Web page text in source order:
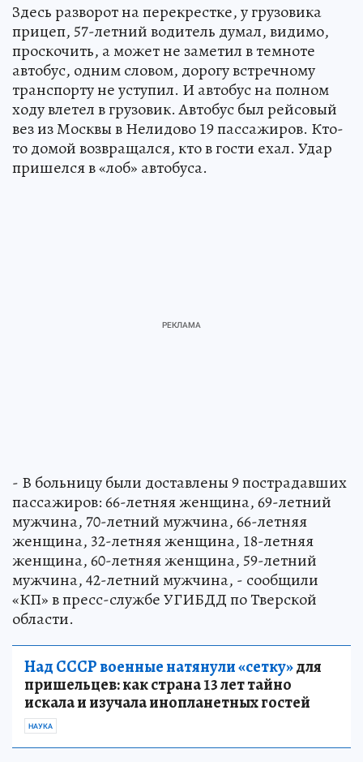
Здесь разворот на перекрестке, у грузовика
прицеп, 57-летний водитель думал, видимо,
проскочить, а может не заметил в темноте
автобус, одним словом, дорогу встречному
транспорту не уступил. И автобус на полном
ходу влетел в грузовик. Автобус был рейсовый
вез из Москвы в Нелидово 19 пассажиров. Кто-
то домой возвращался, кто в гости ехал. Удар
пришелся в «лоб» автобуса.
- В больницу были доставлены 9 пострадавших
пассажиров: 66-летняя женщина, 69-летний
мужчина, 70-летний мужчина, 66-летняя
женщина, 32-летняя женщина, 18-летняя
женщина, 60-летняя женщина, 59-летний
мужчина, 42-летний мужчина, - сообщили
«КП» в пресс-службе УГИБДД по Тверской
области.
Над СССР военные натянули «сетку»для
пришельцев: как страна 13 лет тайно
искала и изучала инопланетных гостей
НАУКА